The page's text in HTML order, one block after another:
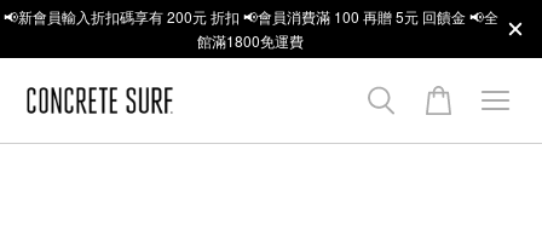
📢新會員輸入折扣碼享有 200元 折扣 📢會員消費滿 100 再贈 5元 回饋金 📢全
館滿1800免運費